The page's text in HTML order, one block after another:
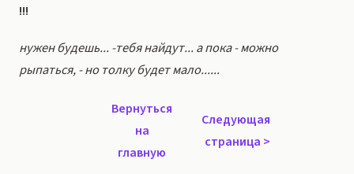
!!!
нужен будешь... -тебя найдут... а пока - можно
рыпаться, - но толку будет мало......
Вернуться
на
главную
Следующая
страница >